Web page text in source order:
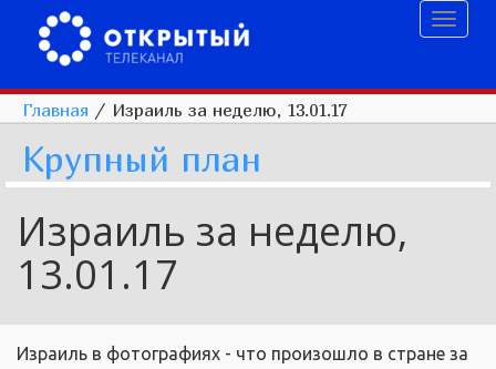
Главная / Израиль за неделю, 13.01.17
Крупный план
Израиль за неделю,
13.01.17
Израиль в фотографиях - что произошло в стране за